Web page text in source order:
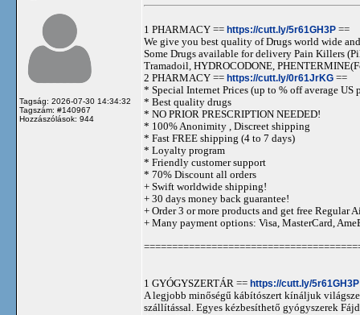
Tagság: 2026-07-30 14:34:32
Tagszám: #140967
Hozzászólások: 944
1 PHARMACY == https://cutt.ly/5r61GH3P ==
We give you best quality of Drugs world wide
Some Drugs available for delivery Pain Killers
Tramadoil, HYDROCODONE,
2 PHARMACY == https://cutt.ly/0r61JrKG ==
* Special Internet Prices (up to % off average US
* Best quality drugs
* NO PRIOR PRESCRIPTION NEEDED!
* 100% Anonimity , Discreet shipping
* Fast FREE shipping (4 to 7 days)
* Loyalty program
* Friendly customer support
* 70% Discount all orders
+ Swift worldwide shipping!
+ 30 days money back guarantee!
+ Order 3 or more products and get free Regular
+ Many payment options: Visa, MasterCard,
1 GYÓGYSZERTÁR == https://cutt.ly/5r61GH3P
A legjobb minőségű kábítószert kínáljuk
szállítással. Egyes kézbesíthető gyógyszerek